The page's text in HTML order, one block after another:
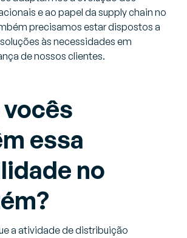
e ao papel da supply chain no
precisamos estar dispostos a
às necessidades em
de nossos clientes.
essa
no
a atividade de distribuição